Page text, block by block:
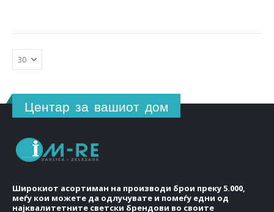
Центар за вашиот дом
Широкиот асортиман на производи брои преку 5.000,
меѓу кои можете да одлучувате и помеѓу едни од
најквалитетните светски брендови во своите